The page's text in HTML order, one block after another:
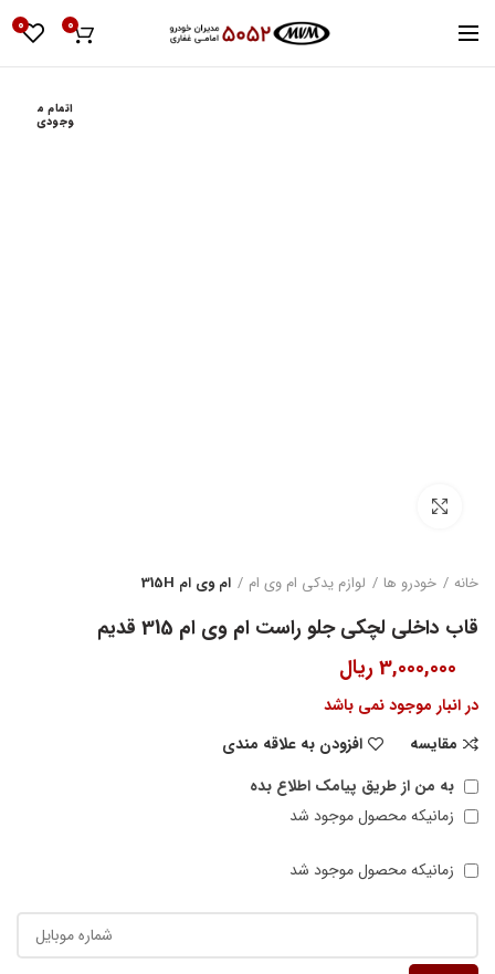
0
0
اتمام م
وجودی
خانه خودرو ها لوازم یدکی ام وی ام ام وی ام 315H
قاب داخلی لچکی جلو راست ام وی ام 315 قدیم
3,000,000 ریال
در انبار موجود نمی باشد
مقایسه
افزودن به علاقه مندی
به من از طریق پیامک اطلاع بده
زمانیکه محصول موجود شد
زمانیکه محصول موجود شد